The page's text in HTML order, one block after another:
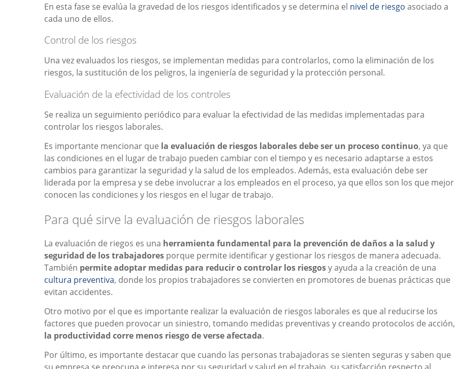
En esta fase se evalúa la gravedad de los riesgos identificados y se determina el nivel de riesgo asociado a
cada uno de ellos.
Control de los riesgos
Una vez evaluados los riesgos, se implementan medidas para controlarlos, como la eliminación de los
riesgos, la sustitución de los peligros, la ingeniería de seguridad y la protección personal.
Evaluación de la efectividad de los controles
Se realiza un seguimiento periódico para evaluar la efectividad de las medidas implementadas para
controlar los riesgos laborales.
Es importante mencionar que la evaluación de riesgos laborales debe ser un proceso continuo, ya que
las condiciones en el lugar de trabajo pueden cambiar con el tiempo y es necesario adaptarse a estos
cambios para garantizar la seguridad y la salud de los empleados. Además, esta evaluación debe ser
liderada por la empresa y se debe involucrar a los empleados en el proceso, ya que ellos son los que mejor
conocen las condiciones y los riesgos en el lugar de trabajo.
Para qué sirve la evaluación de riesgos laborales
La evaluación de riegos es una herramienta fundamental para la prevención de daños a la salud y
seguridad de los trabajadores porque permite identificar y gestionar los riesgos de manera adecuada.
También permite adoptar medidas para reducir o controlar los riesgosy ayuda a la creación de una
cultura preventiva, donde los propios trabajadores se convierten en promotores de buenas prácticas que
evitan accidentes.
Otro motivo por el que es importante realizar la evaluación de riesgos laborales es que al reducirse los
factores que pueden provocar un siniestro, tomando medidas preventivas y creando protocolos de acción,
la productividad corre menos riesgo de verse afectada.
Por último, es importante destacar que cuando las personas trabajadoras se sienten seguras y saben que